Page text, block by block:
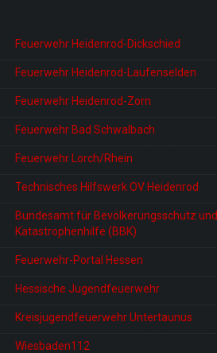
Feuerwehr Heidenrod-Dickschied
Feuerwehr Heidenrod-Laufenselden
Feuerwehr Heidenrod-Zorn
Feuerwehr Bad Schwalbach
Feuerwehr Lorch/Rhein
Technisches Hilfswerk OV Heidenrod
Bundesamt für Bevölkerungsschutz und
Katastrophenhilfe (BBK)
Feuerwehr-Portal Hessen
Hessische Jugendfeuerwehr
Kreisjugendfeuerwehr Untertaunus
Wiesbaden112